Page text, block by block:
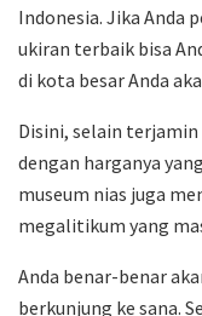
Indonesia. Jika Anda
ukiran terbaik bisa
di kota besar Anda
Disini, selain terjamin
dengan harganya
museum nias juga
megalitikum yang
Anda benar-benar
berkunjung ke sana.